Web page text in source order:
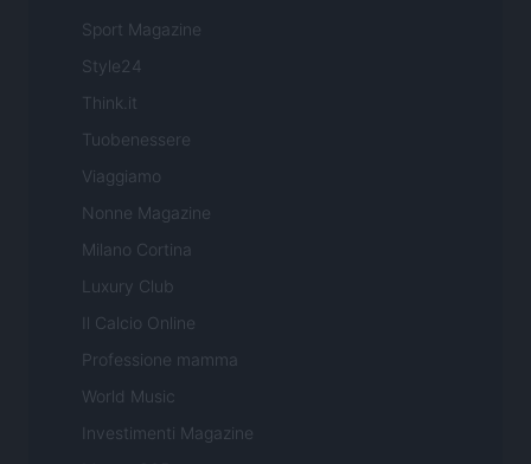
Sport Magazine
Style24
Think.it
Tuobenessere
Viaggiamo
Nonne Magazine
Milano Cortina
Luxury Club
Il Calcio Online
Professione mamma
World Music
Investimenti Magazine